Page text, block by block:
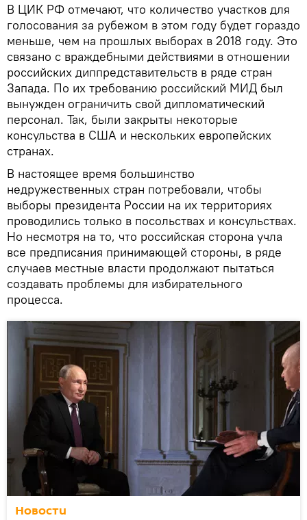
В ЦИК РФ отмечают, что количество участков для
голосования за рубежом в этом году будет гораздо
меньше, чем на прошлых выборах в 2018 году. Это
связано с враждебными действиями в отношении
российских диппредставительств в ряде стран
Запада. По их требованию российский МИД был
вынужден ограничить свой дипломатический
персонал. Так, были закрыты некоторые
консульства в США и нескольких европейских
странах.
В настоящее время большинство
недружественных стран потребовали, чтобы
выборы президента России на их территориях
проводились только в посольствах и консульствах.
Но несмотря на то, что российская сторона учла
все предписания принимающей стороны, в ряде
случаев местные власти продолжают пытаться
создавать проблемы для избирательного
процесса.
Новости